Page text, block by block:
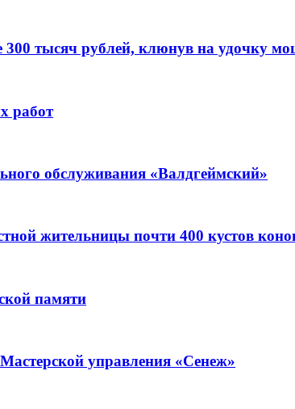
300 тысяч рублей, клюнув на удочку
работ
обслуживания «Валдгеймский»
жительницы почти 400 кустов
памяти
управления «Сенеж»